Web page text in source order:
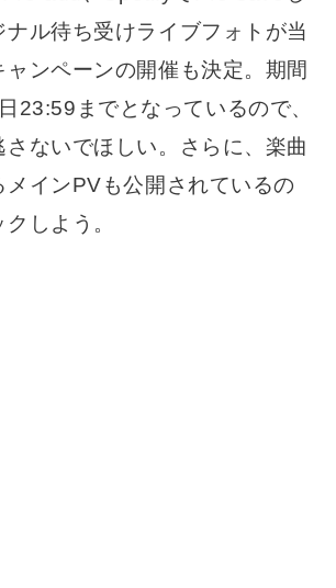
ナル待ち受けライブフォトが当
ンペーンの開催も決定。期間
23:59までとなっているので、
さないでほしい。さらに、楽曲
メインPVも公開されているの
しよう。